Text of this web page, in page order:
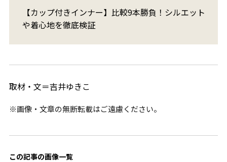
【カップ付きインナー】比較9本勝負！シルエット
や着心地を徹底検証
取材・文＝吉井ゆきこ
※画像・文章の無断転載はご遠慮ください。
この記事の画像一覧